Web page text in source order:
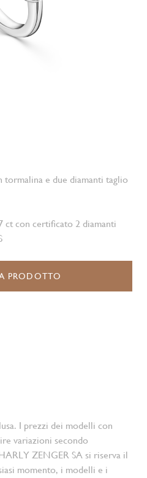
e due diamanti taglio
ct con certificato 2 diamanti
PRODOTTO
I prezzi dei modelli con
variazioni secondo
ZENGER SA si riserva il
momento, i modelli e i